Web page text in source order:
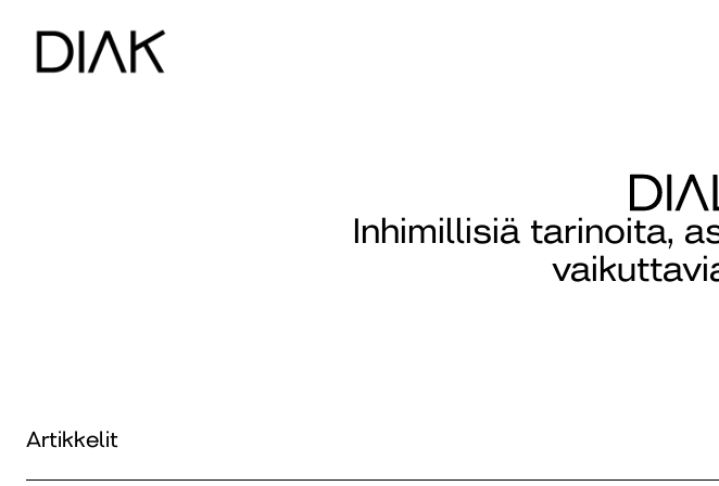
Inhimillisiä tarinoita,
Artikkelit